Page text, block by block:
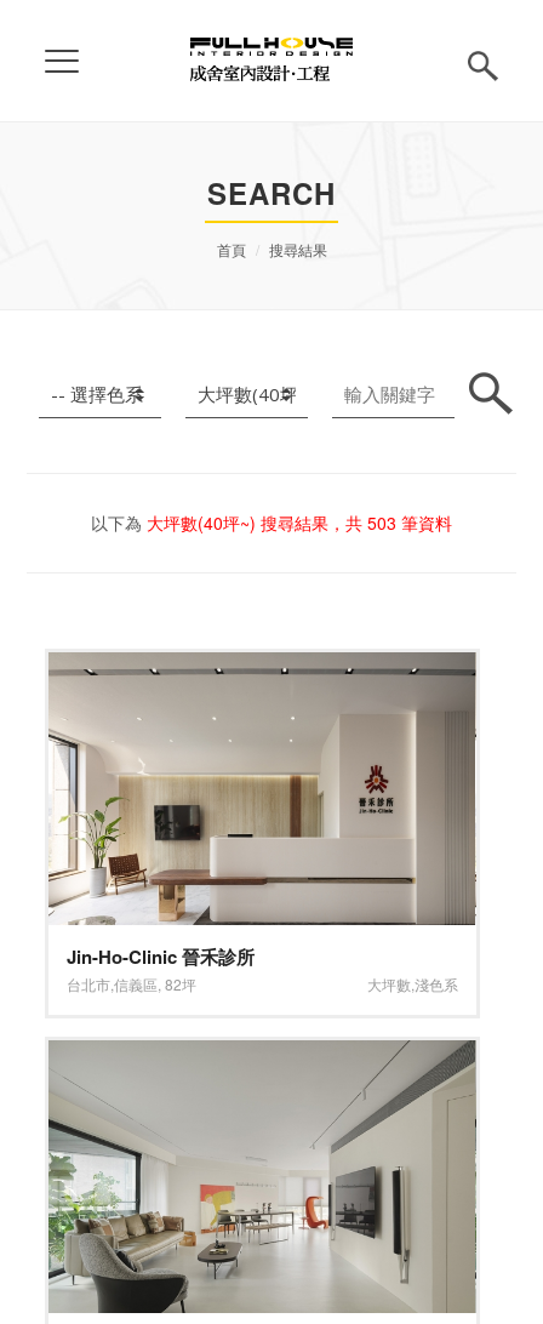
SEARCH
首頁 搜尋結果
以下為 大坪數(40坪~) 搜尋結果，共 503 筆資料
Jin-Ho-Clinic 晉禾診所
台北市,信義區 ,82坪 大坪數 淺色系